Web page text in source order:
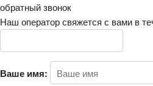
обратный звонок
Наш оператор свяжется с вами в
Ваше имя: